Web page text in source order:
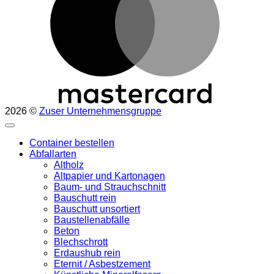
2026 © Zuser Unternehmensgruppe
Container bestellen
Abfallarten
Altholz
Altpapier und Kartonagen
Baum- und Strauchschnitt
Bauschutt rein
Bauschutt unsortiert
Baustellenabfälle
Beton
Blechschrott
Erdaushub rein
Eternit / Asbestzement